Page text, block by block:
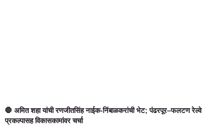
🛑 अमित शहा यांची रणजीतसिंह नाईक-निंबाळकरांची भेट; पंढरपूर–फलटण रेल्वे
प्रकल्पासह विकासकामांवर चर्चा